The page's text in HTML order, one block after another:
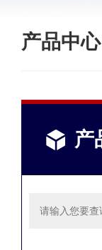
产品中心
产